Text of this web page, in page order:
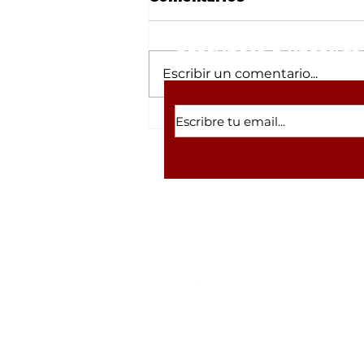
“Las encuestas son
solo una fotografía; el
construye en el
Escribir un comentario...
Suscríbete a